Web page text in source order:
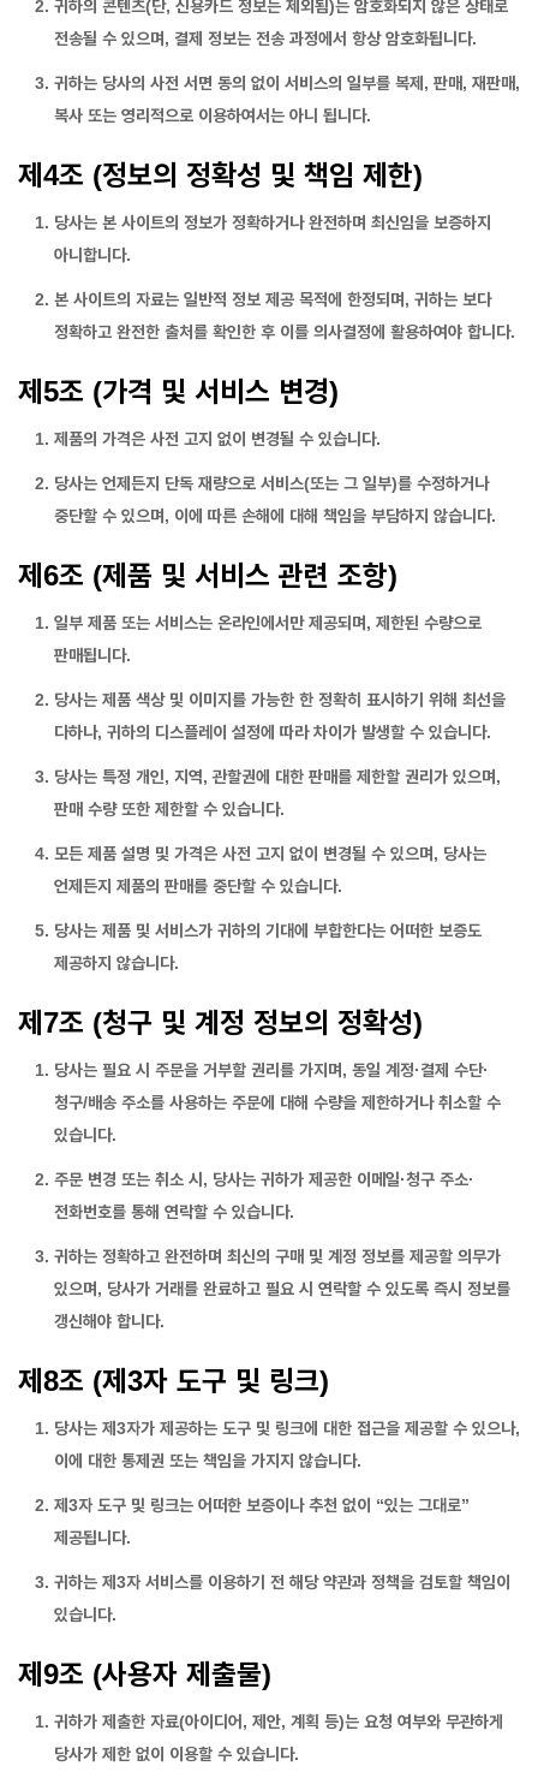
귀하의 콘텐츠(단, 신용카드 정보는 제외됨)는 암호화되지 않은 상태로
전송될 수 있으며, 결제 정보는 전송 과정에서 항상 암호화됩니다.
귀하는 당사의 사전 서면 동의 없이 서비스의 일부를 복제, 판매, 재판매,
복사 또는 영리적으로 이용하여서는 아니 됩니다.
제4조 (정보의 정확성 및 책임 제한)
당사는 본 사이트의 정보가 정확하거나 완전하며 최신임을 보증하지
아니합니다.
본 사이트의 자료는 일반적 정보 제공 목적에 한정되며, 귀하는 보다
정확하고 완전한 출처를 확인한 후 이를 의사결정에 활용하여야 합니다.
제5조 (가격 및 서비스 변경)
제품의 가격은 사전 고지 없이 변경될 수 있습니다.
당사는 언제든지 단독 재량으로 서비스(또는 그 일부)를 수정하거나
중단할 수 있으며, 이에 따른 손해에 대해 책임을 부담하지 않습니다.
제6조 (제품 및 서비스 관련 조항)
일부 제품 또는 서비스는 온라인에서만 제공되며, 제한된 수량으로
판매됩니다.
당사는 제품 색상 및 이미지를 가능한 한 정확히 표시하기 위해 최선을
다하나, 귀하의 디스플레이 설정에 따라 차이가 발생할 수 있습니다.
당사는 특정 개인, 지역, 관할권에 대한 판매를 제한할 권리가 있으며,
판매 수량 또한 제한할 수 있습니다.
모든 제품 설명 및 가격은 사전 고지 없이 변경될 수 있으며, 당사는
언제든지 제품의 판매를 중단할 수 있습니다.
당사는 제품 및 서비스가 귀하의 기대에 부합한다는 어떠한 보증도
제공하지 않습니다.
제7조 (청구 및 계정 정보의 정확성)
당사는 필요 시 주문을 거부할 권리를 가지며, 동일 계정·결제 수단·
청구/배송 주소를 사용하는 주문에 대해 수량을 제한하거나 취소할 수
있습니다.
주문 변경 또는 취소 시, 당사는 귀하가 제공한 이메일·청구 주소·
전화번호를 통해 연락할 수 있습니다.
귀하는 정확하고 완전하며 최신의 구매 및 계정 정보를 제공할 의무가
있으며, 당사가 거래를 완료하고 필요 시 연락할 수 있도록 즉시 정보를
갱신해야 합니다.
제8조 (제3자 도구 및 링크)
당사는 제3자가 제공하는 도구 및 링크에 대한 접근을 제공할 수 있으나,
이에 대한 통제권 또는 책임을 가지지 않습니다.
제3자 도구 및 링크는 어떠한 보증이나 추천 없이 “있는 그대로”
제공됩니다.
귀하는 제3자 서비스를 이용하기 전 해당 약관과 정책을 검토할 책임이
있습니다.
제9조 (사용자 제출물)
귀하가 제출한 자료(아이디어, 제안, 계획 등)는 요청 여부와 무관하게
당사가 제한 없이 이용할 수 있습니다.